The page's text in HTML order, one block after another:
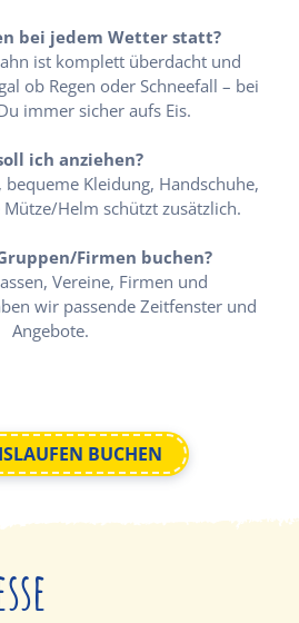
bei jedem Wetter statt?
ist komplett überdacht und
ob Regen oder Schneefall – bei
immer sicher aufs Eis.
ich anziehen?
Kleidung, Handschuhe,
Mütze/Helm schützt zusätzlich.
Firmen buchen?
Vereine, Firmen und
wir passende Zeitfenster und
Angebote.
BUCHEN